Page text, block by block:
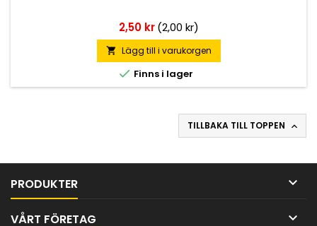
Pris
2,50 kr (2,00 kr)
 Lägg till i varukorgen
 Finns i lager
TILLBAKA TILL TOPPEN 
PRODUKTER 
VÅRT FÖRETAG 